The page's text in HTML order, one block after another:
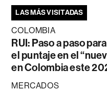
LAS MÁS VISITADAS
COLOMBIA
RUI: Paso a paso
el puntaje en el
en Colombia este
MERCADOS